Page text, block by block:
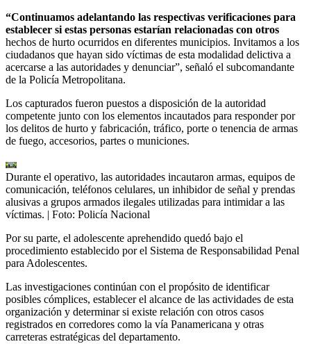
“Continuamos adelantando las respectivas verificaciones para
establecer si estas personas estarían relacionadas con otros
hechos de hurto ocurridos en diferentes municipios. Invitamos a los
ciudadanos que hayan sido víctimas de esta modalidad delictiva a
acercarse a las autoridades y denunciar”, señaló el subcomandante
de la Policía Metropolitana.
Los capturados fueron puestos a disposición de la autoridad
competente junto con los elementos incautados para responder por
los delitos de hurto y fabricación, tráfico, porte o tenencia de armas
de fuego, accesorios, partes o municiones.
Durante el operativo, las autoridades incautaron armas, equipos de
comunicación, teléfonos celulares, un inhibidor de señal y prendas
alusivas a grupos armados ilegales utilizadas para intimidar a las
víctimas. | Foto: Policía Nacional
Por su parte, el adolescente aprehendido quedó bajo el
procedimiento establecido por el Sistema de Responsabilidad Penal
para Adolescentes.
Las investigaciones continúan con el propósito de identificar
posibles cómplices, establecer el alcance de las actividades de esta
organización y determinar si existe relación con otros casos
registrados en corredores como la vía Panamericana y otras
carreteras estratégicas del departamento.